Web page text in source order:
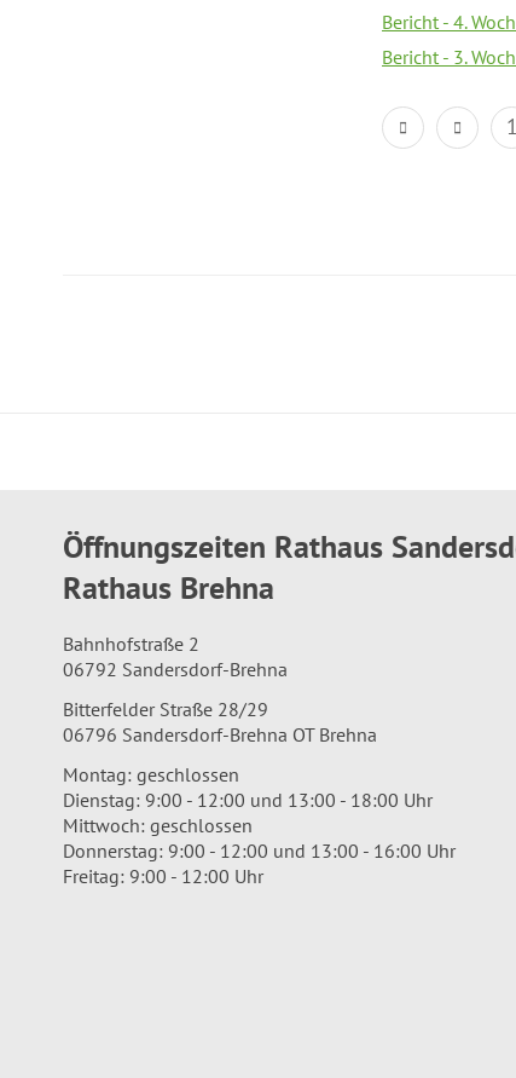
Bericht - 4.
Bericht - 3.
1
Öffnungszeiten Rathaus
Rathaus Brehna
Bahnhofstraße 2
06792 Sandersdorf-Brehna
Bitterfelder Straße 28/29
06796 Sandersdorf-Brehna OT Brehna
Montag: geschlossen
Dienstag: 9:00 - 12:00 und 13:00 - 18:00 Uhr
Mittwoch: geschlossen
Donnerstag: 9:00 - 12:00 und 13:00 - 16:00 Uhr
Freitag: 9:00 - 12:00 Uhr